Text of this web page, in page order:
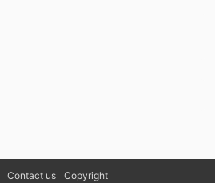
Contact us Copyright